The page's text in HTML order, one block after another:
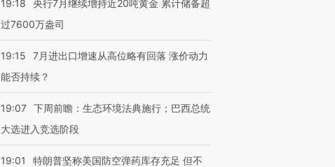
19:18
央行7月继续增持近20吨黄金 累计储备超
过7600万盎司
19:15
7月进出口增速从高位略有回落 涨价动力
能否持续？
19:07 下周前瞻：生态环境法典施行；巴西总统
大选进入竞选阶段
19:01
特朗普坚称美国防空弹药库存充足 但不